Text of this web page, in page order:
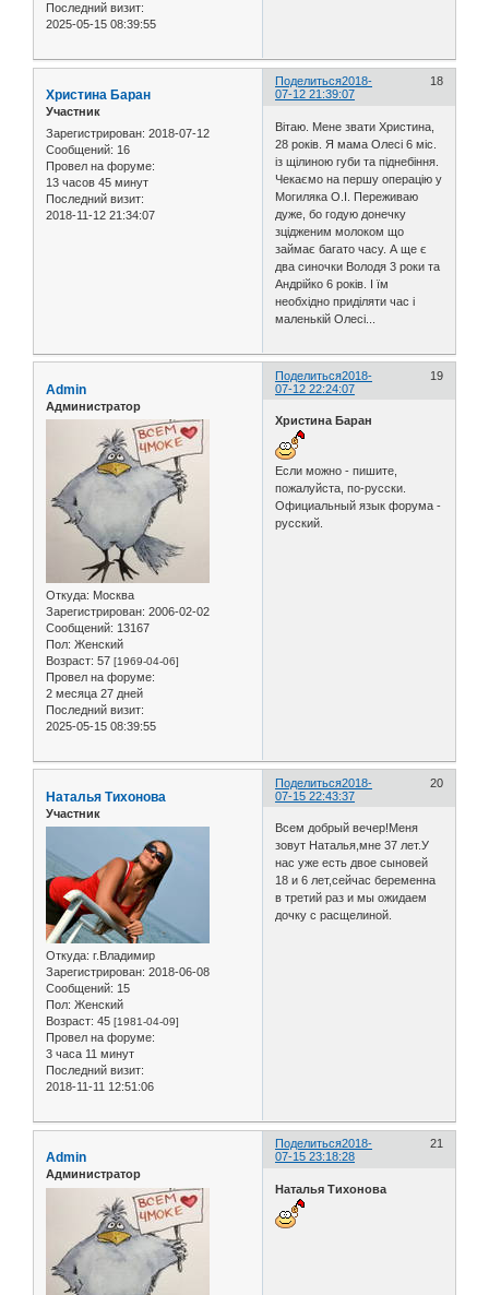
Последний визит:
2025-05-15 08:39:55
Поделиться 18
2018-
07-12 21:39:07
Христина Баран
Участник
Зарегистрирован: 2018-07-12
Сообщений: 16
Провел на форуме:
13 часов 45 минут
Последний визит:
2018-11-12 21:34:07
Вітаю. Мене звати Христина,
28 років. Я мама Олесі 6 міс.
із щілиною губи та піднебіння.
Чекаємо на першу операцію у
Могиляка О.І. Переживаю
дуже, бо годую донечку
зцідженим молоком що
займає багато часу. А ще є
два синочки Володя 3 роки та
Андрійко 6 років. І їм
необхідно приділяти час і
маленькій Олесі...
Поделиться 19
2018-
07-12 22:24:07
Admin
Администратор
Откуда: Москва
Зарегистрирован: 2006-02-02
Сообщений: 13167
Пол: Женский
Возраст: 57 [1969-04-06]
Провел на форуме:
2 месяца 27 дней
Последний визит:
2025-05-15 08:39:55
Христина Баран
Если можно - пишите,
пожалуйста, по-русски.
Официальный язык форума -
русский.
Поделиться 20
2018-
07-15 22:43:37
Наталья Тихонова
Участник
Откуда: г.Владимир
Зарегистрирован: 2018-06-08
Сообщений: 15
Пол: Женский
Возраст: 45 [1981-04-09]
Провел на форуме:
3 часа 11 минут
Последний визит:
2018-11-11 12:51:06
Всем добрый вечер!Меня
зовут Наталья,мне 37 лет.У
нас уже есть двое сыновей
18 и 6 лет,сейчас беременна
в третий раз и мы ожидаем
дочку с расщелиной.
Поделиться 21
2018-
07-15 23:18:28
Admin
Администратор
Наталья Тихонова